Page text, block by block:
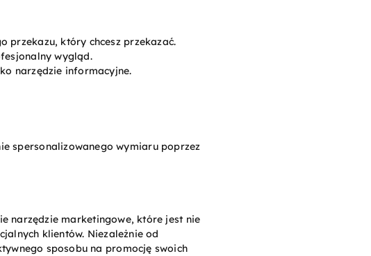
przekazu, który chcesz przekazać.
wygląd.
narzędzie informacyjne.
spersonalizowanego wymiaru poprzez
narzędzie marketingowe, które jest nie
klientów. Niezależnie od
sposobu na promocję swoich